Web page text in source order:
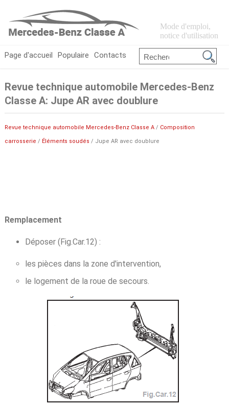
Mode d'emploi,
notice d'utilisation
Page d'accueil Populaire Contacts
Revue technique automobile Mercedes-Benz
Classe A: Jupe AR avec doublure
Revue technique automobile Mercedes-Benz Classe A/ Composition
carrosserie / Éléments soudés / Jupe AR avec doublure
Remplacement
Déposer (Fig.Car.12) :
les pièces dans la zone d'intervention,
le logement de la roue de secours.